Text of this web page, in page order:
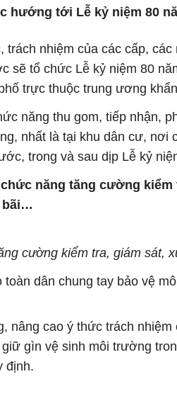
hướng tới Lễ kỷ niệm 80
trách nhiệm của các cấp,
sẽ tổ chức Lễ kỷ niệm 80
trực thuộc trung ương
năng thu gom, tiếp nhận,
nhất là tại khu dân cư,
trong và sau dịp Lễ kỷ
năng tăng cường
bãi…
cường kiểm tra, giám sát,
toàn dân chung tay bảo vệ
nâng cao ý thức trách
gìn vệ sinh môi trường
định.